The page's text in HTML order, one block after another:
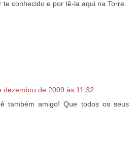
te conhecido e por tê-la aqui na Torre.
dezembro de 2009 às 11:32
também amigo! Que todos os seus